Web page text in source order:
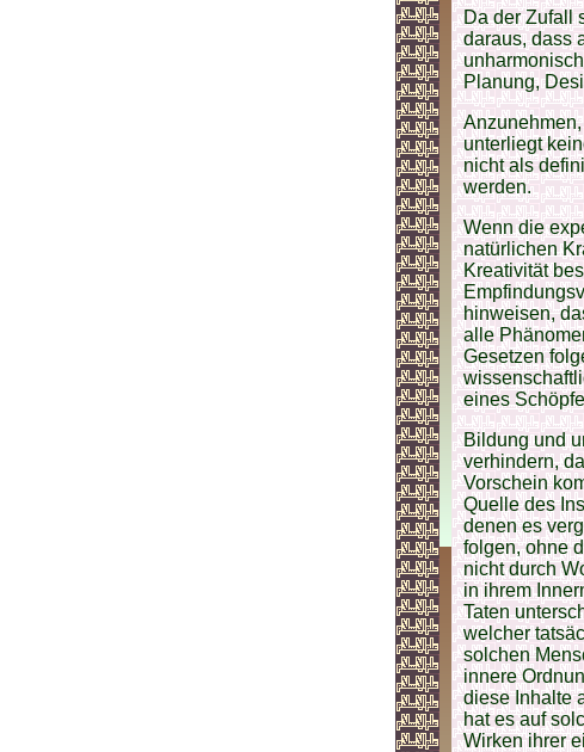
Da der Zufall
daraus, dass
Planung,
unterliegt
nicht als
werden.
Wenn die
natürlichen
Kreativität
hinweisen,
alle
Gesetzen
eines
Bildung und
verhindern,
Vorschein
Quelle des
denen es
folgen, ohne
nicht durch
in ihrem
Taten
welcher
solchen
innere
diese Inhalte
hat es auf
Wirken ihrer